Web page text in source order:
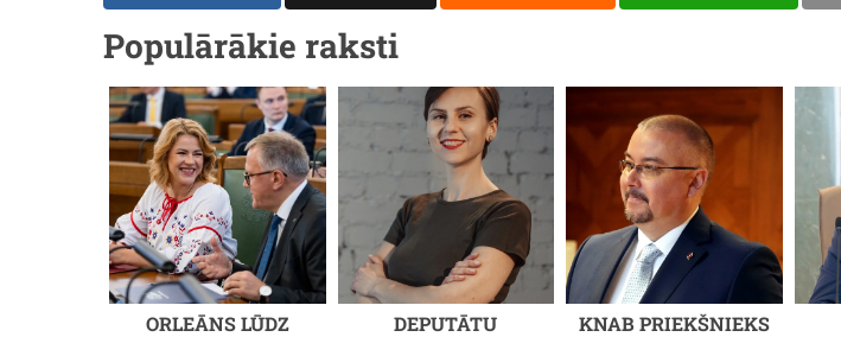
Populārākie raksti
ORLEĀNS LŪDZ
DEPUTĀTU
KNAB PRIEKŠNIEKS